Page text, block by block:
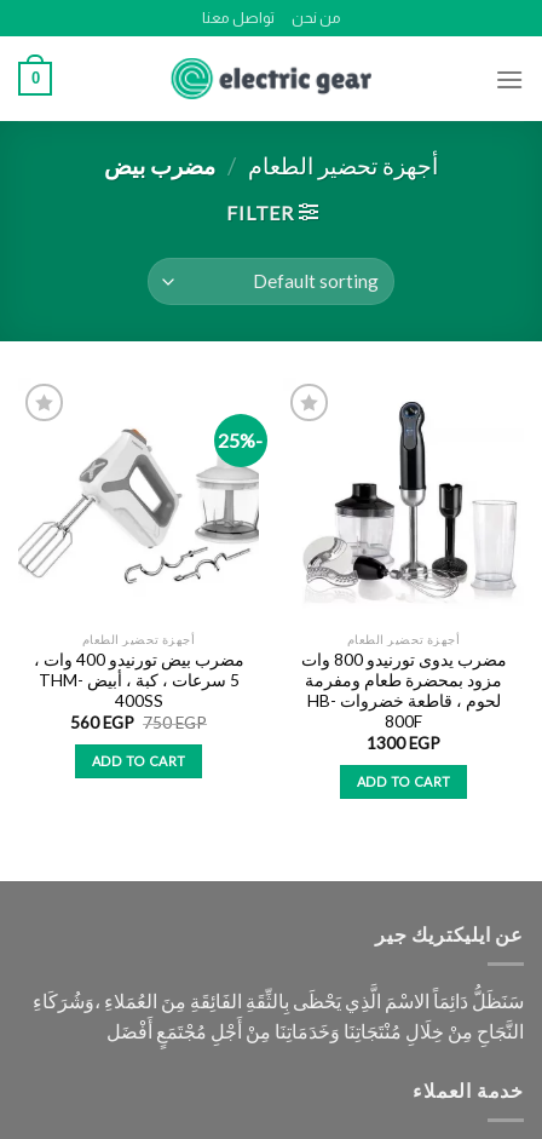
to
content
من نحن تواصل معنا
0
أجهزة تحضير الطعام / مضرب بيض
FILTER
-25%
أجهزة تحضير الطعام
مضرب بيض تورنيدو 400 وات ،
5 سرعات ، كبة ، أبيض THM-
400SS
750EGP
560EGP
ADD TO CART
أجهزة تحضير الطعام
مضرب يدوى تورنيدو 800 وات
مزود بمحضرة طعام ومفرمة
لحوم ، قاطعة خضروات HB-
800F
1300EGP
ADD TO CART
عن ايليكتريك جير
سَنَظَلُّ دَائِمَاً الاسْمَ الَّذِي يَحْظَى بِالثِّقَةِ الفَائِقَةِ مِنَ العُمَلاءِ ،وَشُرَكَاءِ
النَّجَاحِ مِنْ خِلَالِ مُنْتَجَاتِنَا وَخَدَمَاتِنَا مِنْ أَجْلِ مُجْتَمَعٍ أَفْضَل
خدمة العملاء